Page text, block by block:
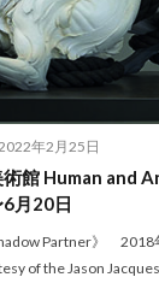
年2月25日
館 Human and
月20日
Partner》 2018
of the Jason